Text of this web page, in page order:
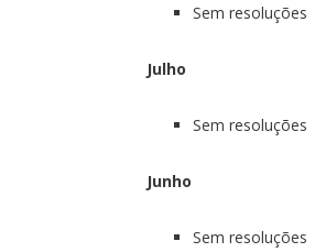
Sem resoluções
Julho
Sem resoluções
Junho
Sem resoluções